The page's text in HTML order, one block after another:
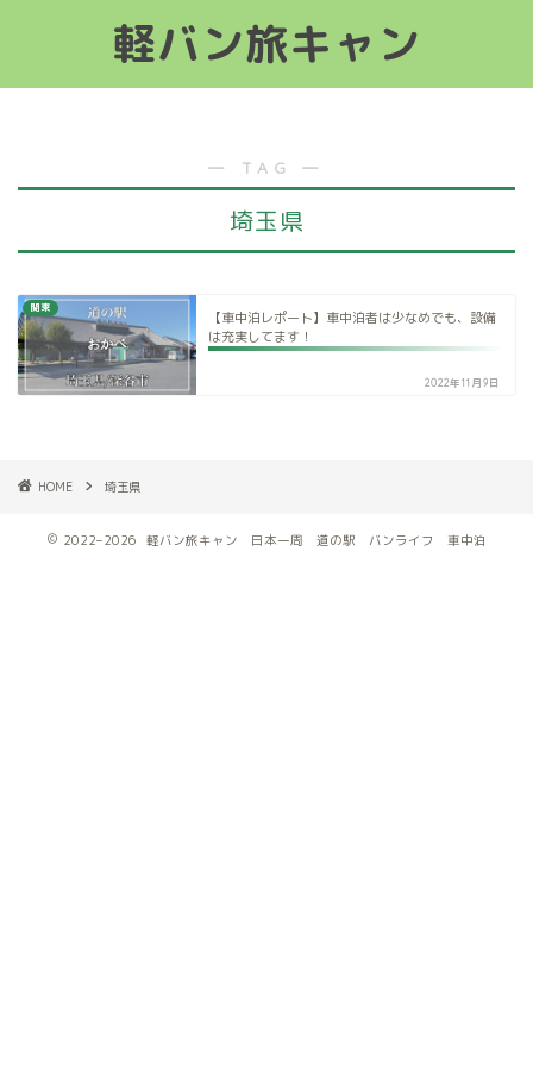
軽バン旅キャン
― TAG ―
埼玉県
関東
【車中泊レポート】車中泊者は少なめでも、設備
は充実してます！
2022年11月9日
HOME 埼玉県
2022–2026 軽バン旅キャン 日本一周 道の駅 バンライフ 車中泊